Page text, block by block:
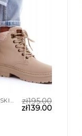
TRAPERKI DAMSKIE zł195.00
zł139.00